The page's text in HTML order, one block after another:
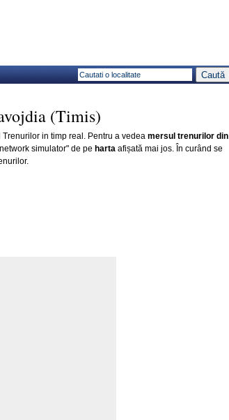
(Timis)
in timp real. Pentru a vedea mersul trenurilor din
simulator" de pe hartaafișată mai jos. În curând se